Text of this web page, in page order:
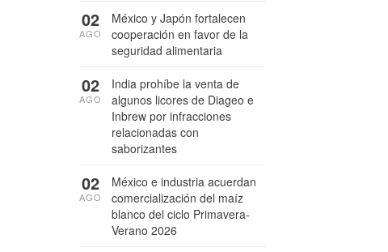
México y Japón fortalecen
cooperación en favor de la
seguridad alimentaria
02
AGO
India prohíbe la venta de
algunos licores de Diageo e
Inbrew por infracciones
relacionadas con
saborizantes
02
AGO
México e industria acuerdan
comercialización del maíz
blanco del ciclo Primavera-
Verano 2026
02
AGO